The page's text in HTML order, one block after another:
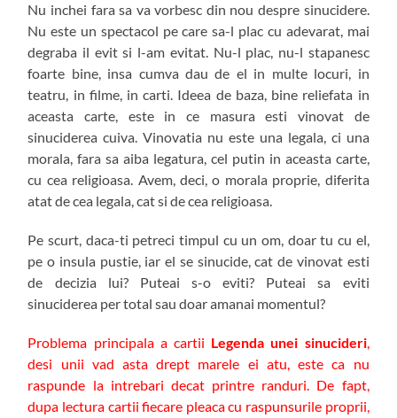
Nu inchei fara sa va vorbesc din nou despre sinucidere.
Nu este un spectacol pe care sa-l plac cu adevarat, mai
degraba il evit si l-am evitat. Nu-l plac, nu-l stapanesc
foarte bine, insa cumva dau de el in multe locuri, in
teatru, in filme, in carti. Ideea de baza, bine reliefata in
aceasta carte, este in ce masura esti vinovat de
sinuciderea cuiva. Vinovatia nu este una legala, ci una
morala, fara sa aiba legatura, cel putin in aceasta carte,
cu cea religioasa. Avem, deci, o morala proprie, diferita
atat de cea legala, cat si de cea religioasa.
Pe scurt, daca-ti petreci timpul cu un om, doar tu cu el,
pe o insula pustie, iar el se sinucide, cat de vinovat esti
de decizia lui? Puteai s-o eviti? Puteai sa eviti
sinuciderea per total sau doar amanai momentul?
Problema principala a cartii Legenda unei sinucideri,
desi unii vad asta drept marele ei atu, este ca nu
raspunde la intrebari decat printre randuri. De fapt,
dupa lectura cartii fiecare pleaca cu raspunsurile proprii,